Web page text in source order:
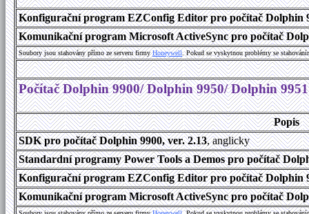
Konfigurační program EZConfig Editor pro počítač Dolphin
Komunikační program Microsoft ActiveSync pro počítač
Soubory jsou stahovány přímo ze serveru firmyHoneywell. Pokud se vyskytnou problémy se
Počítač Dolphin 9900/ Dolphin 9950/ Dolphin 9951
Popis
SDK pro počítač Dolphin 9900, ver. 2.13, anglicky
Standardní programy Power Tools a Demos pro počítač
Konfigurační program EZConfig Editor pro počítač Dolphin
Komunikační program Microsoft ActiveSync pro počítač